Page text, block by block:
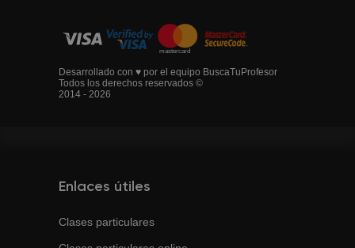
Desarrollado con ♥ por el equipo BuscaTuProfesor
Todos los derechos reservados ©
2014 - 2026
Enlaces útiles
Clases particulares